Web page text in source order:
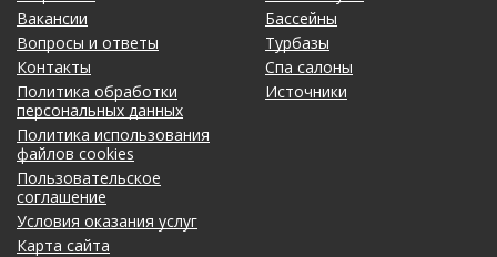
Вакансии
Вопросы и ответы
Контакты
Политика обработки
персональных данных
Политика использования
файлов cookies
Пользовательское
соглашение
Условия оказания услуг
Карта сайта
Бассейны
Турбазы
Спа салоны
Источники